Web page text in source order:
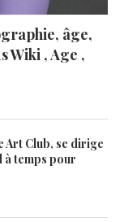
âge,
Wiki , Age ,
Art Club, se dirige
à temps pour